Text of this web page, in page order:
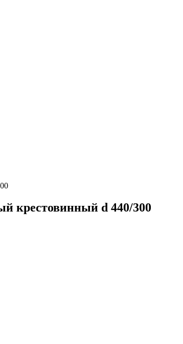
крестовинный d 440/300